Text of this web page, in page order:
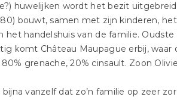
huwelijken wordt het bezit
bouwt, samen met zijn kinderen,
het handelshuis van de familie.
komt Château Maupague erbij,
grenache, 20% cinsault. Zoon
vanzelf dat zo’n familie op zeer